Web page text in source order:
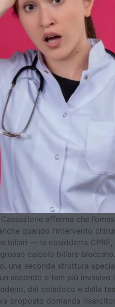
afferma che
quando l’intervento
biliari — la cosiddetta
calcolo biliare
una seconda struttura
secondo e ben più
del coledoco e della
proposto domanda